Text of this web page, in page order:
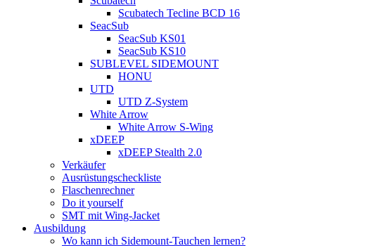
Scubatech Tecline BCD 16
SeacSub
SeacSub KS01
SeacSub KS10
SUBLEVEL SIDEMOUNT
HONU
UTD
UTD Z-System
White Arrow
White Arrow S-Wing
xDEEP
xDEEP Stealth 2.0
Verkäufer
Ausrüstungscheckliste
Flaschenrechner
Do it yourself
SMT mit Wing-Jacket
Ausbildung
Wo kann ich Sidemount-Tauchen lernen?